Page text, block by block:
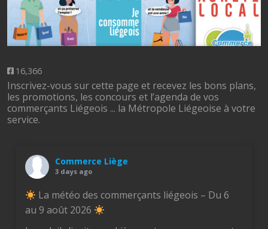
16,366
Inscrivez-vous sur cette page et recevez les bons plans,
les promotions, les concours et l’agenda de vos
commerçants Liégeois ... la Métropole Liégeoise à votre
service.
Commerce Liège
3 days ago
La météo des commerçants liégeois – Du 6
au 9 août 2026